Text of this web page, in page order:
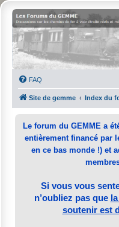
FAQ
Site de gemme Index du
Le forum du GEMME a
entièrement financé par
en ce bas monde !) et
Si vous vous
n’oubliez pas que
soutenir est